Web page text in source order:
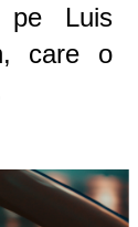
pe Luis
care o